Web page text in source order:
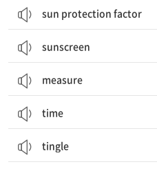
sun protection factor
sunscreen
measure
time
tingle